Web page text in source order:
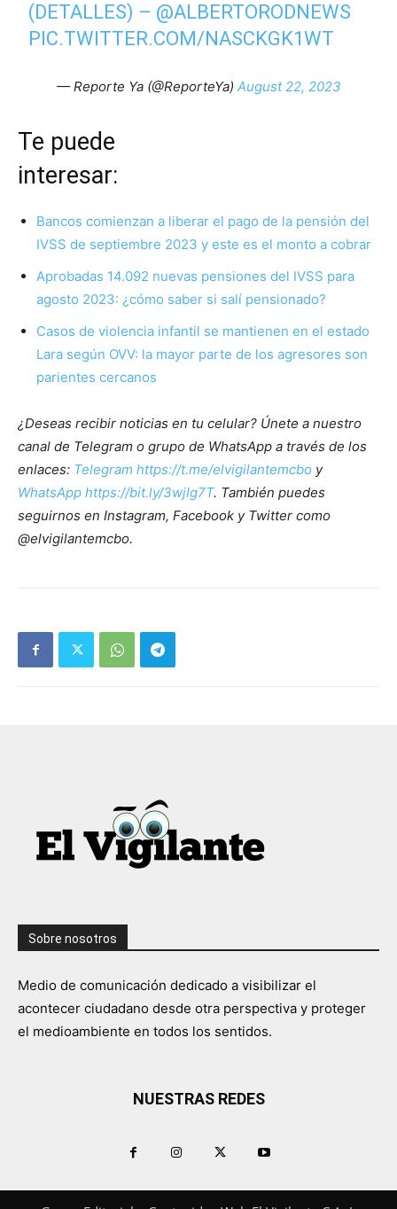
(DETALLES) – @ALBERTORODNEWS
PIC.TWITTER.COM/NASCKGK1WT
— Reporte Ya (@ReporteYa) August 22, 2023
Te puede
Bancos comienzan a liberar el pago de la pensión del
IVSS de septiembre 2023 y este es el monto a cobrar
Aprobadas 14.092 nuevas pensiones del IVSS para
agosto 2023: ¿cómo saber si salí pensionado?
Casos de violencia infantil se mantienen en el estado
Lara según OVV: la mayor parte de los agresores son
parientes cercanos
¿Deseas recibir noticias en tu celular? Únete a nuestro
canal de Telegram o grupo de WhatsApp a través de los
enlaces: Telegram https://t.me/elvigilantemcbo y
WhatsApp https://bit.ly/3wjIg7T. También puedes
seguirnos en Instagram, Facebook y Twitter como
@elvigilantemcbo.
Sobre nosotros
Medio de comunicación dedicado a visibilizar el
acontecer ciudadano desde otra perspectiva y proteger
el medioambiente en todos los sentidos.
NUESTRAS REDES